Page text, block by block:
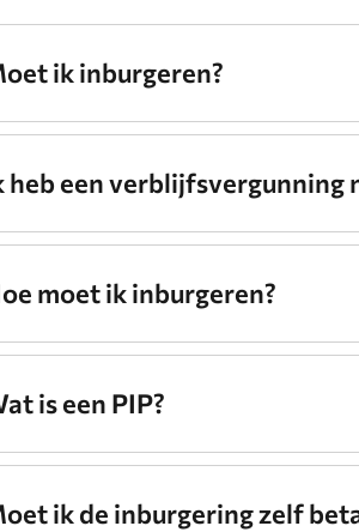
ik inburgeren?
heb een verblijfsvergunning
moet ik inburgeren?
is een PIP?
ik de inburgering zelf